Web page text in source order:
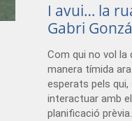
I avui… la
Gabri
Com qui no vol la
manera tímida
esperats pels
interactuar amb
planificació